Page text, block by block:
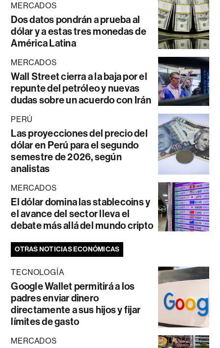
MERCADOS
Dos datos pondrán a prueba al
dólar y a estas tres monedas de
América Latina
MERCADOS
Wall Street cierra a la baja por el
repunte del petróleo y nuevas
dudas sobre un acuerdo con Irán
PERÚ
Las proyecciones del precio del
dólar en Perú para el segundo
semestre de 2026, según
analistas
MERCADOS
El dólar domina las stablecoins y
el avance del sector lleva el
debate más allá del mundo cripto
OTRAS NOTICIAS ECONÓMICAS
TECNOLOGÍA
Google Wallet permitirá a los
padres enviar dinero
directamente a sus hijos y fijar
límites de gasto
MERCADOS